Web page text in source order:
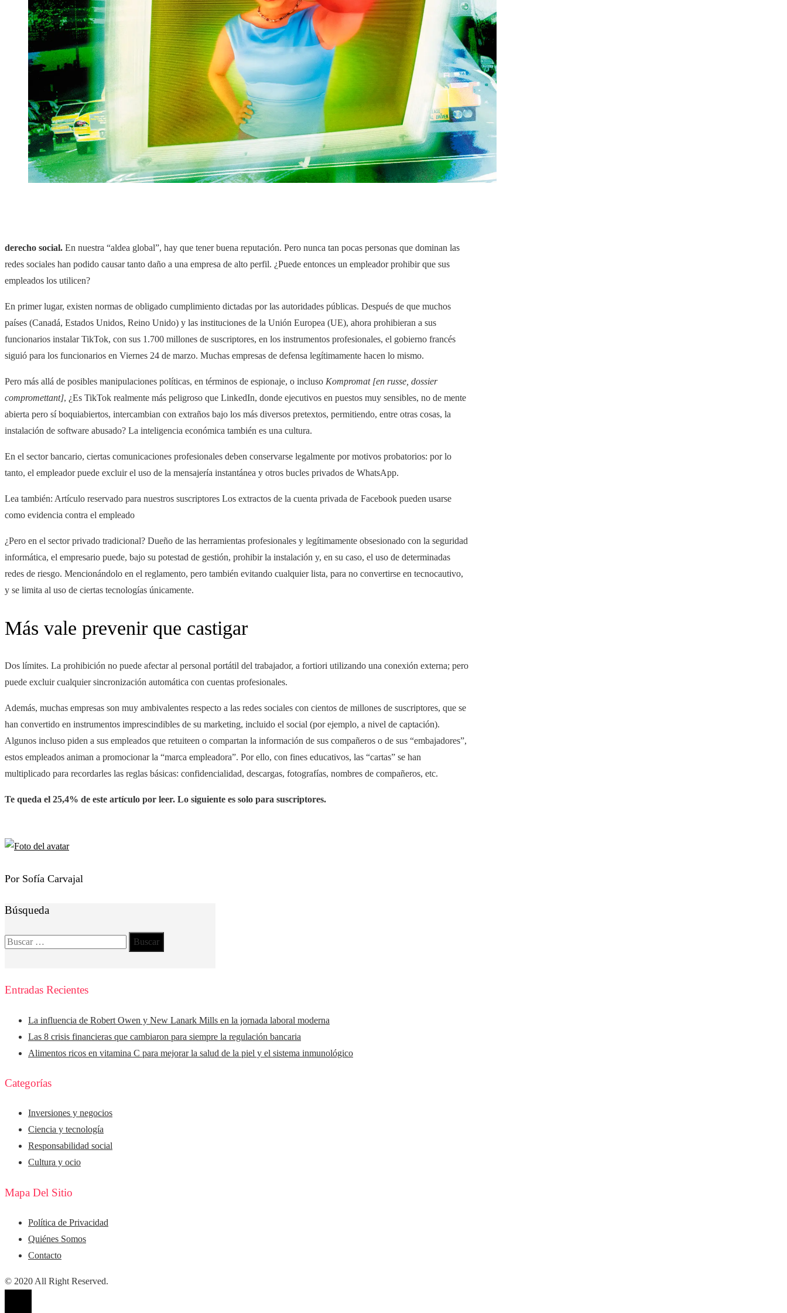
derecho social. En nuestra “aldea global”, hay que tener buena reputación. Pero nunca tan pocas personas que dominan las
redes sociales han podido causar tanto daño a una empresa de alto perfil. ¿Puede entonces un empleador prohibir que sus
empleados los utilicen?
En primer lugar, existen normas de obligado cumplimiento dictadas por las autoridades públicas. Después de que muchos
países (Canadá, Estados Unidos, Reino Unido) y las instituciones de la Unión Europea (UE), ahora prohibieran a sus
funcionarios instalar TikTok, con sus 1.700 millones de suscriptores, en los instrumentos profesionales, el gobierno francés
siguió para los funcionarios en Viernes 24 de marzo. Muchas empresas de defensa legítimamente hacen lo mismo.
Pero más allá de posibles manipulaciones políticas, en términos de espionaje, o incluso Kompromat [en russe, dossier
compromettant], ¿Es TikTok realmente más peligroso que LinkedIn, donde ejecutivos en puestos muy sensibles, no de mente
abierta pero sí boquiabiertos, intercambian con extraños bajo los más diversos pretextos, permitiendo, entre otras cosas, la
instalación de software abusado? La inteligencia económica también es una cultura.
En el sector bancario, ciertas comunicaciones profesionales deben conservarse legalmente por motivos probatorios: por lo
tanto, el empleador puede excluir el uso de la mensajería instantánea y otros bucles privados de WhatsApp.
Lea también: Artículo reservado para nuestros suscriptores Los extractos de la cuenta privada de Facebook pueden usarse
como evidencia contra el empleado
¿Pero en el sector privado tradicional? Dueño de las herramientas profesionales y legítimamente obsesionado con la seguridad
informática, el empresario puede, bajo su potestad de gestión, prohibir la instalación y, en su caso, el uso de determinadas
redes de riesgo. Mencionándolo en el reglamento, pero también evitando cualquier lista, para no convertirse en tecnocautivo,
y se limita al uso de ciertas tecnologías únicamente.
Más vale prevenir que castigar
Dos límites. La prohibición no puede afectar al personal portátil del trabajador, a fortiori utilizando una conexión externa; pero
puede excluir cualquier sincronización automática con cuentas profesionales.
Además, muchas empresas son muy ambivalentes respecto a las redes sociales con cientos de millones de suscriptores, que se
han convertido en instrumentos imprescindibles de su marketing, incluido el social (por ejemplo, a nivel de captación).
Algunos incluso piden a sus empleados que retuiteen o compartan la información de sus compañeros o de sus “embajadores”,
estos empleados animan a promocionar la “marca empleadora”. Por ello, con fines educativos, las “cartas” se han
multiplicado para recordarles las reglas básicas: confidencialidad, descargas, fotografías, nombres de compañeros, etc.
Te queda el 25,4% de este artículo por leer. Lo siguiente es solo para suscriptores.
Por Sofía Carvajal
Búsqueda
Buscar:
Entradas Recientes
La influencia de Robert Owen y New Lanark Mills en la jornada laboral moderna
Las 8 crisis financieras que cambiaron para siempre la regulación bancaria
Alimentos ricos en vitamina C para mejorar la salud de la piel y el sistema inmunológico
Categorías
Inversiones y negocios
Ciencia y tecnología
Responsabilidad social
Cultura y ocio
Mapa Del Sitio
Política de Privacidad
Quiénes Somos
Contacto
© 2020 All Right Reserved.